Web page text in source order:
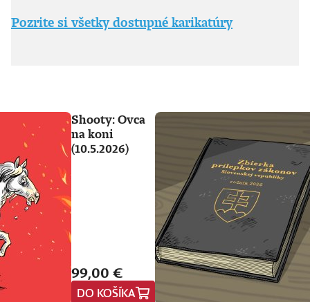
Pozrite si všetky dostupné karikatúry
Shooty: Ovca
na koni
(10.5.2026)
99,00 €
DO KOŠÍKA